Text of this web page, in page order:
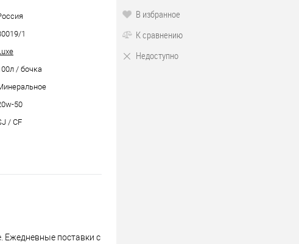
1
/ бочка
50
/ CF
Ежедневные поставки с
В избранное
К сравнению
Недоступно